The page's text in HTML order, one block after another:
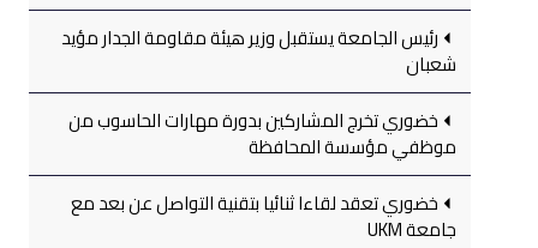
رئيس الجامعة يستقبل وزير هيئة مقاومة الجدار مؤيد
شعبان
خضوري تخرج المشاركين بدورة مهارات الحاسوب من
موظفي مؤسسة المحافظة
خضوري تعقد لقاءا ثنائيا بتقنية التواصل عن بعد مع
جامعة UKM